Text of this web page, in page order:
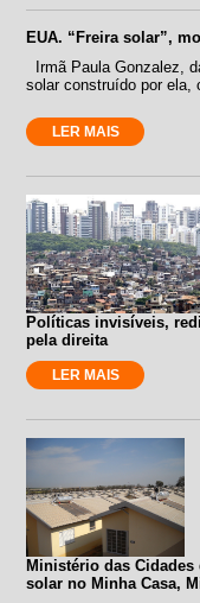
EUA. “Freira solar”,
Irmã Paula Gonzalez,
solar construído por ela,
LER MAIS
Políticas invisíveis,
pela direita
LER MAIS
Ministério das
solar no Minha Casa,